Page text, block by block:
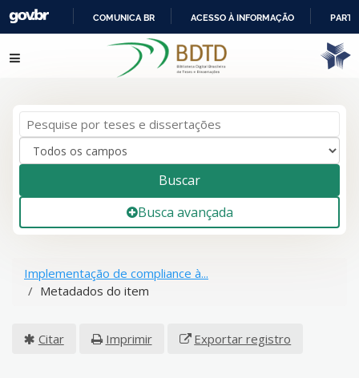
IR
PARA
COMUNICA BR ACESSO À INFORMAÇÃO
Pular para o conteúdo
Buscar
Busca avançada
Implementação de compliance à...
Metadados do item
Citar Imprimir Exportar registro